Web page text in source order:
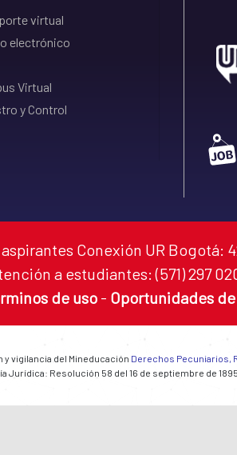
virtual
electrónico
Virtual
y Control
Conexión UR Bogotá:
a estudiantes: (571) 297
de uso - Oportunidades
vigilancia del Mineducación Derechos Pecuniarios,
Jurídica: Resolución 58 del 16 de septiembre de